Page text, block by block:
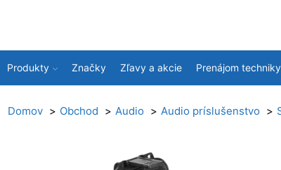
Produkty Značky Zľavy a akcie Prenájom techniky
Domov Obchod Audio Audio príslušenstvo